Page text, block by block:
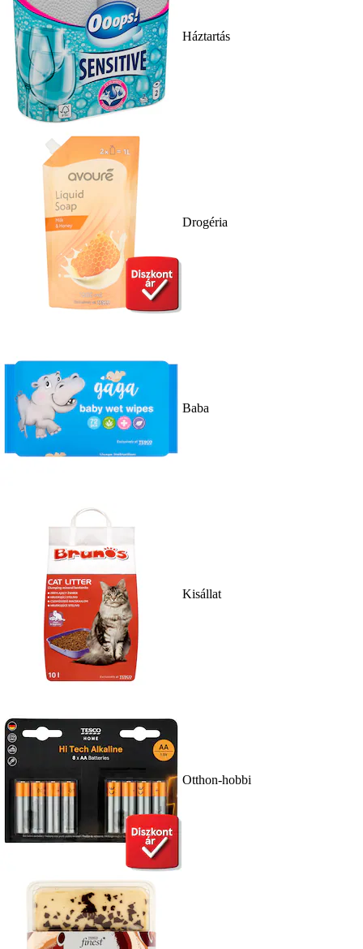
Háztartás
Drogéria
Baba
Kisállat
Otthon-hobbi